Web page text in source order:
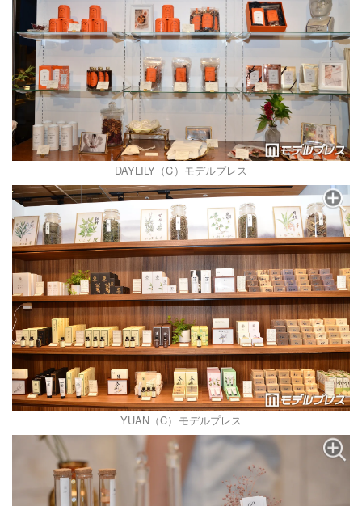
DAYLILY（C）モデルプレス
YUAN（C）モデルプレス